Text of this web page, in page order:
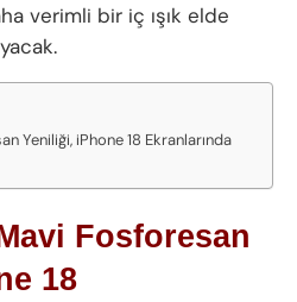
verimli bir iç ışık elde
Yeniliği, iPhone 18 Ekranlarında
Fosforesan
18